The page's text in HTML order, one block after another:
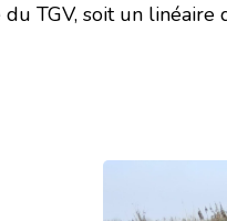
TGV, soit un linéaire